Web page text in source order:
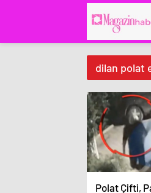
dilan polat
Polat Çifti,